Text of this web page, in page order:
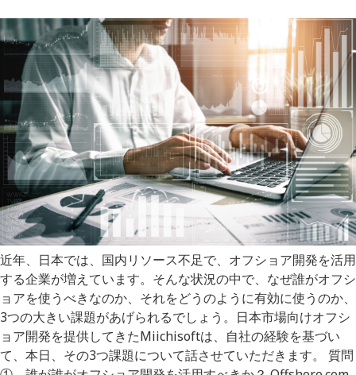
近年、日本では、国内リソース不足で、オフショア開発を活用
する企業が増えています。そんな状況の中で、なぜ誰がオフシ
ョアを使うべきなのか、それをどうのように有効に使うのか、
3つの大きい課題があげられるでしょう。日本市場向けオフシ
ョア開発を提供してきたMiichisoftは、自社の経験を基づい
て、本日、その3つ課題について話させていただきます。 質問